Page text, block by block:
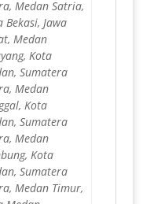
Medan Satria,
Bekasi, Jawa
Medan
Kota
Sumatera
Medan
Kota
Sumatera
Medan
Kota
Sumatera
Medan Timur,